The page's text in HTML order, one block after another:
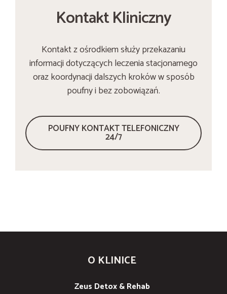
Kontakt Kliniczny
Kontakt z ośrodkiem służy przekazaniu
informacji dotyczących leczenia stacjonarnego
oraz koordynacji dalszych kroków w sposób
poufny i bez zobowiązań.
POUFNY KONTAKT TELEFONICZNY
24/7
O KLINICE
Zeus Detox & Rehab